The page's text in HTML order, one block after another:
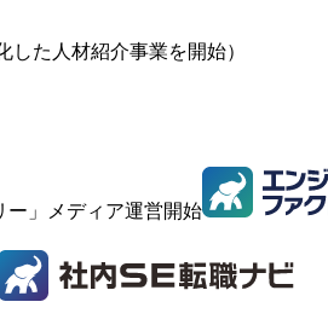
た人材紹介事業を開始）
ー」メディア運営開始